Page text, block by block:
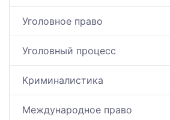
Уголовное право
Уголовный процесс
Криминалистика
Международное право